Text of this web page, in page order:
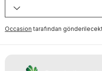
Occasion tarafından